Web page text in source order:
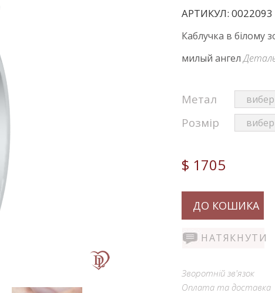
ПІДВІСКИ ТА КОЛЬЄ
АРТИКУЛ: 0022093
Каблучка в білому
милый ангел
Метал
Розмір
$ 1705
ДО КОШИКА
НАТЯКНУТИ
Зворотній зв'язок
Оплата та доставка